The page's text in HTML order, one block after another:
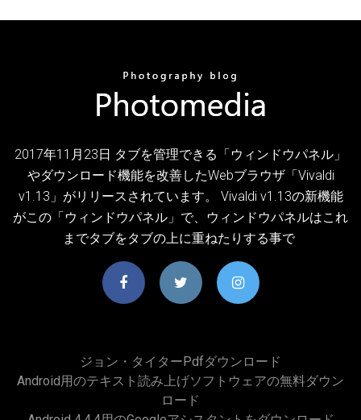
2017年11月23日 タブを管理できる「ウィンドウパネル」
やダウンロード機能を改善したWebブラウザ「Vivaldi
v1.13」がリリースされています。 Vivaldi v1.13の新機能
がこの「ウィンドウパネル」で、ウィンドウパネルはこれ
までタブをタブの上に重ねたりする事で
ジョン・タイターpdfダウンロード
Android用のテキスト読み上げソフトウェアの無料ダウン
ロード